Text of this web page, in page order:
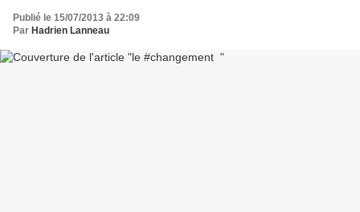
Publié le 15/07/2013 à 22:09
Par Hadrien Lanneau